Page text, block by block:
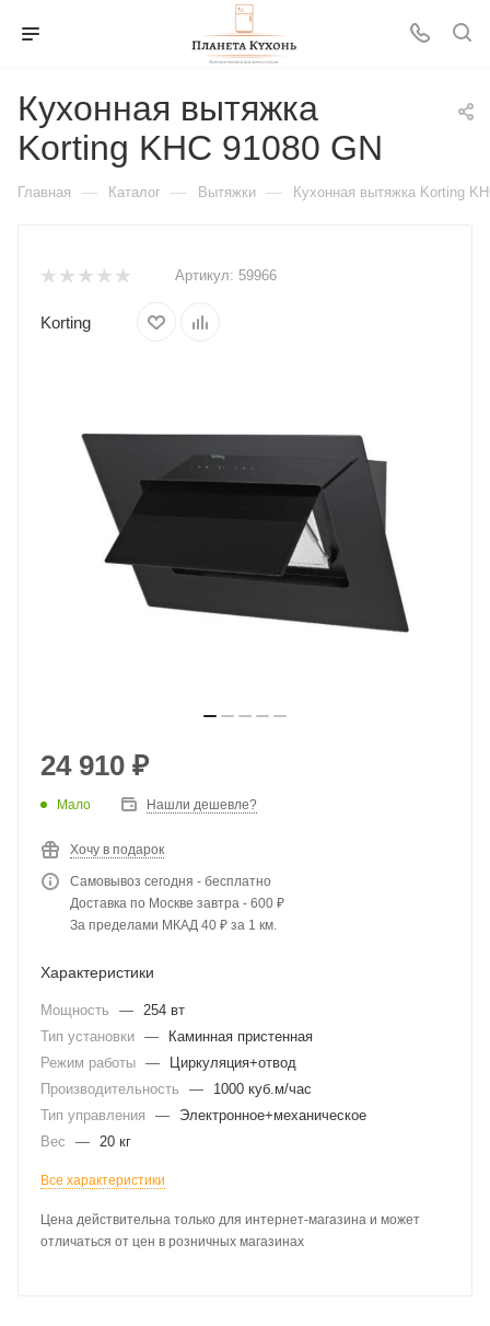
Кухонная вытяжка
Korting KHC 91080 GN
Главная — Каталог — Вытяжки — Кухонная вытяжка Korting
Артикул: 59966
Korting
24 910 ₽
Мало Нашли дешевле?
Хочу в подарок
Самовывоз сегодня - бесплатно
Доставка по Москве завтра - 600 ₽
За пределами МКАД 40 ₽ за 1 км.
Характеристики
Мощность — 254 вт
Тип установки —
Каминная пристенная
Режим работы —
Циркуляция+отвод
Производительность
—
1000 куб.м/час
Тип управления
—
Электронное+механическое
Вес
— 20 кг
Все характеристики
Цена действительна только для интернет-магазина и может
отличаться от цен в розничных магазинах